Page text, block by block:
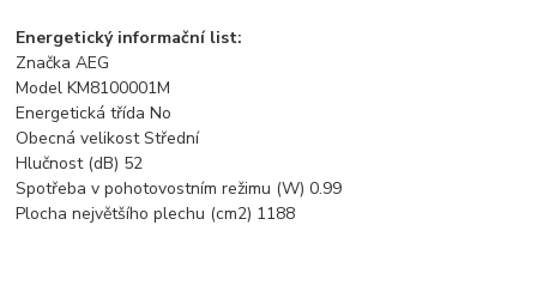
Energetický informační list:
Značka AEG
Model KM8100001M
Energetická třída No
Obecná velikost Střední
Hlučnost (dB) 52
Spotřeba v pohotovostním režimu (W) 0.99
Plocha největšího plechu (cm2) 1188